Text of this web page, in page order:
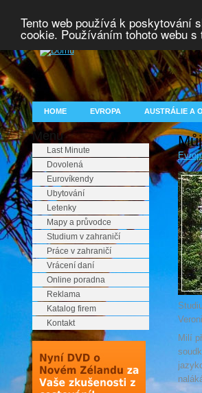
Tento web používá k poskytování
cookie. Používáním tohoto webu
HOME EVROPA AUSTRÁLIE A
Menu
Last Minute
Dovolená
Eurovíkendy
Ubytování
Letenky
Mapy a průvodce
Studium v zahraničí
Práce v zahraničí
Vrácení daní
Online poradna
Reklama
Katalog firem
Kontakt
Milí